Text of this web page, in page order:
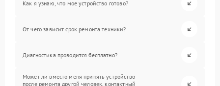
Как я узнаю, что мое устройство готово?
От чего зависит срок ремонта техники?
Диагностика проводится бесплатно?
Может ли вместо меня принять устройство
после ремонта другой человек, контактный